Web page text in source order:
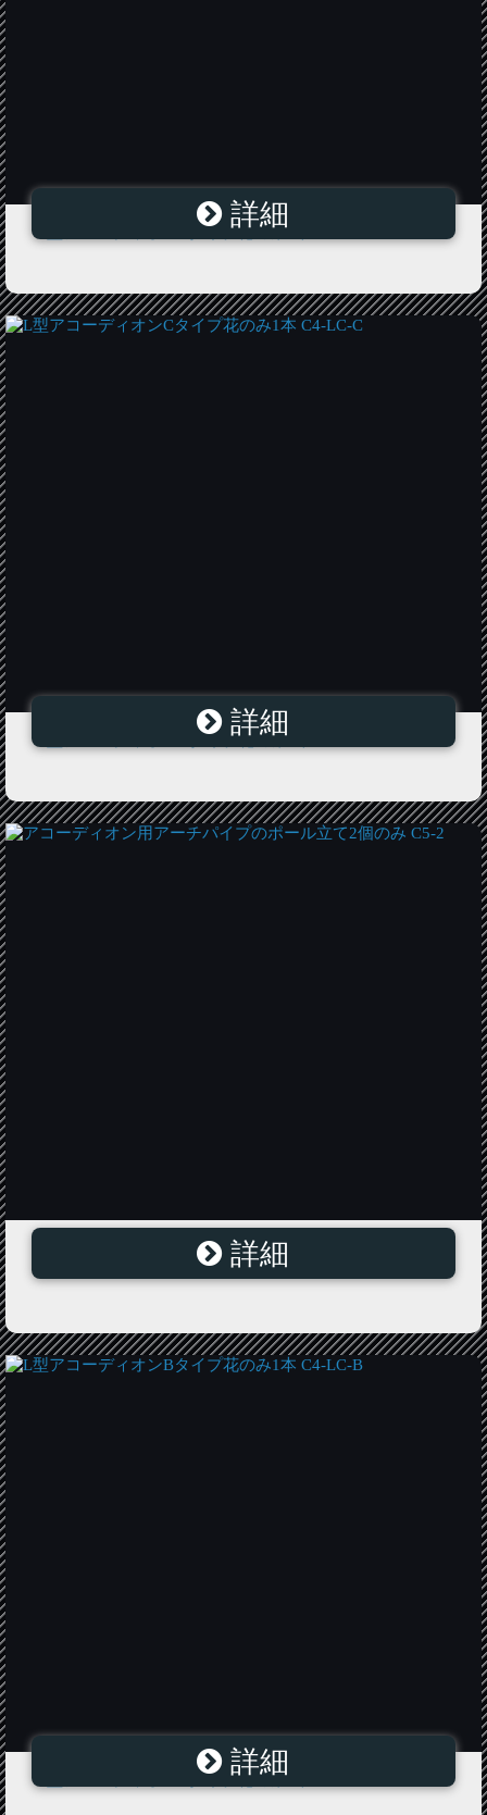
L型アコーディオンEタイプ花のみ1本 C4-5W-E
詳細
L型アコーディオンCタイプ花のみ1本 C4-LC-C
詳細
アコーディオン用アーチパイプのポール立て2個のみ
詳細
L型アコーディオンBタイプ花のみ1本 C4-LC-B
詳細